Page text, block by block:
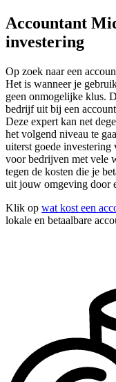
Accountant
investering
Op zoek naar een
Het is wanneer je
geen onmogelijke klus.
bedrijf uit bij een
Deze expert kan net
het volgend niveau te
uiterst goede
voor bedrijven met vele
tegen de kosten die je
uit jouw omgeving door
Klik op wat kost een
lokale en betaalbare